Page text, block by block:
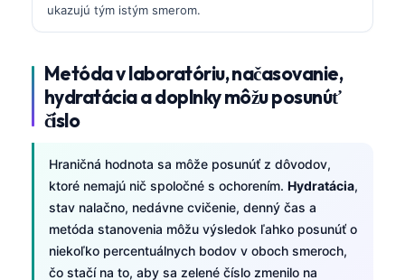
ukazujú tým istým smerom.
Metóda v laboratóriu, načasovanie,
hydratácia a doplnky môžu posunúť
číslo
Hraničná hodnota sa môže posunúť z dôvodov,
ktoré nemajú nič spoločné s ochorením. Hydratácia,
stav nalačno, nedávne cvičenie, denný čas a
metóda stanovenia môžu výsledok ľahko posunúť o
niekoľko percentuálnych bodov v oboch smeroch,
čo stačí na to, aby sa zelené číslo zmenilo na